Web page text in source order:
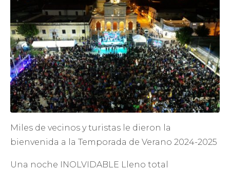
Miles de vecinos y turistas le dieron la
bienvenida a la Temporada de Verano 2024-2025
Una noche INOLVIDABLE Lleno total